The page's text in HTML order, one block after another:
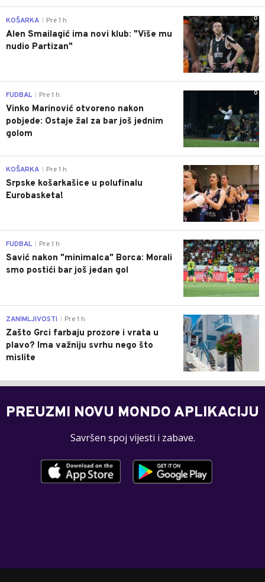
0
KOŠARKA Pre 1 h
Alen Smailagić ima novi klub: "Više mu
nudio Partizan"
0
FUDBAL Pre 1 h
Vinko Marinović otvoreno nakon
pobjede: Ostaje žal za bar još jednim
golom
0
KOŠARKA Pre 1 h
Srpske košarkašice u polufinalu
Eurobasketa!
0
FUDBAL Pre 1 h
Savić nakon "minimalca" Borca: Morali
smo postići bar još jedan gol
0
ZANIMLJIVOSTI Pre 1 h
Zašto Grci farbaju prozore i vrata u
plavo? Ima važniju svrhu nego što
mislite
PREUZMI NOVU MONDO APLIKACIJU
Savršen spoj vijesti i zabave.